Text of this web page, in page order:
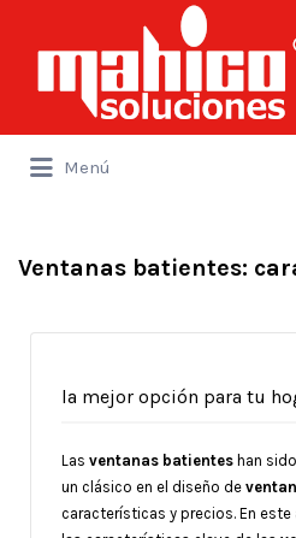
por:
Menú
por:
Ventanas batientes:
la mejor opción para tu
Las ventanas batientes han
un clásico en el diseño de
características y precios. En